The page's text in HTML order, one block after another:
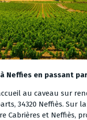
Neffies en passant
au caveau sur
34320 Neffiès. Sur
Cabrières et Neffiès,